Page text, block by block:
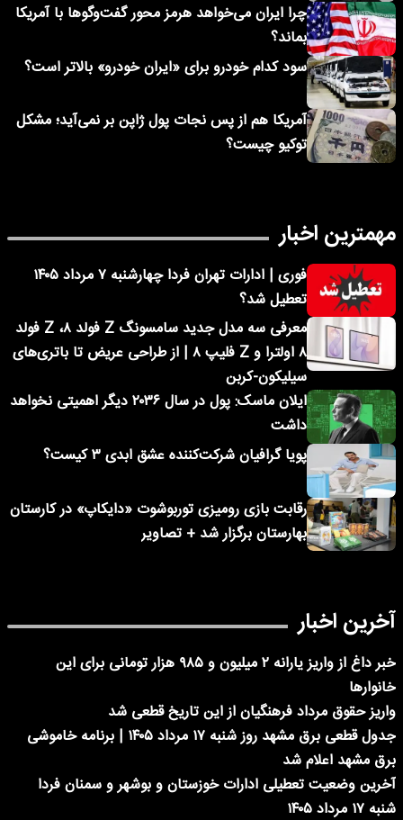
چرا ایران می‌خواهد هرمز محور گفت‌وگوها با آمریکا
بماند؟
سود کدام خودرو برای «ایران خودرو» بالاتر است؟
آمریکا هم از پس نجات پول ژاپن بر نمی‌آید؛ مشکل
توکیو چیست؟
مهمترین اخبار
فوری | ادارات تهران فردا چهارشنبه ۷ مرداد ۱۴۰۵
تعطیل شد؟
معرفی سه مدل جدید سامسونگ Z فولد ۸، Z فولد
۸ اولترا و Z فلیپ ۸ | از طراحی عریض تا باتری‌های
سیلیکون-کربن
ایلان ماسک: پول در سال ۲۰۳۶ دیگر اهمیتی نخواهد
داشت
پویا گرافیان شرکت‌کننده عشق ابدی ۳ کیست؟
رقابت بازی رومیزی توربوشوت «دایکاپ» در کارستان
بهارستان برگزار شد + تصاویر
آخرین اخبار
خبر داغ از واریز یارانه ۲ میلیون و ۹۸۵ هزار تومانی برای این
خانوارها
واریز حقوق مرداد فرهنگیان از این تاریخ قطعی شد
جدول قطعی برق مشهد روز شنبه ۱۷ مرداد ۱۴۰۵ | برنامه خاموشی
برق مشهد اعلام شد
آخرین وضعیت تعطیلی ادارات خوزستان و بوشهر و سمنان فردا
شنبه ۱۷ مرداد ۱۴۰۵